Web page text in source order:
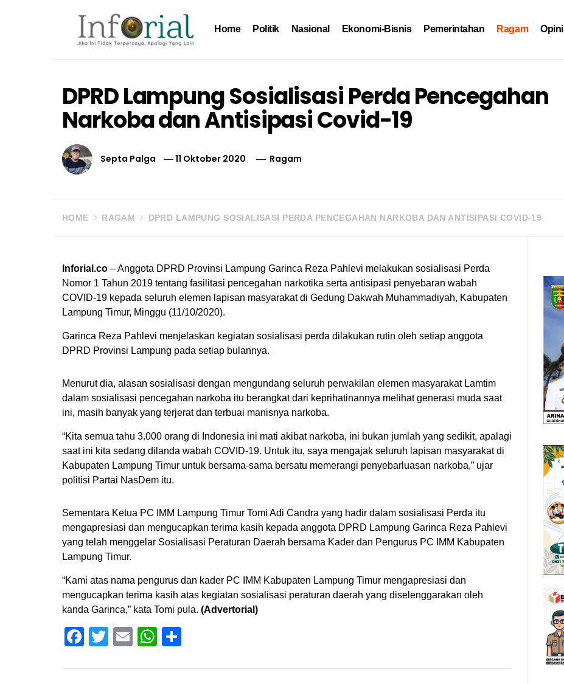
content
Home Politik Nasional Ekonomi-Bisnis Pemerintahan Ragam Opini
DPRD Lampung Sosialisasi Perda Pencegahan
Narkoba dan Antisipasi Covid-19
Septa Palga 11 Oktober 2020 Ragam
HOME RAGAM DPRD LAMPUNG SOSIALISASI PERDA PENCEGAHAN NARKOBA DAN ANTISIPASI COVID-19
Inforial.co – Anggota DPRD Provinsi Lampung Garinca Reza Pahlevi melakukan sosialisasi Perda
Nomor 1 Tahun 2019 tentang fasilitasi pencegahan narkotika serta antisipasi penyebaran wabah
COVID-19 kepada seluruh elemen lapisan masyarakat di Gedung Dakwah Muhammadiyah, Kabupaten
Lampung Timur, Minggu (11/10/2020).
Garinca Reza Pahlevi menjelaskan kegiatan sosialisasi perda dilakukan rutin oleh setiap anggota
DPRD Provinsi Lampung pada setiap bulannya.
Menurut dia, alasan sosialisasi dengan mengundang seluruh perwakilan elemen masyarakat Lamtim
dalam sosialisasi pencegahan narkoba itu berangkat dari keprihatinannya melihat generasi muda saat
ini, masih banyak yang terjerat dan terbuai manisnya narkoba.
“Kita semua tahu 3.000 orang di Indonesia ini mati akibat narkoba, ini bukan jumlah yang sedikit, apalagi
saat ini kita sedang dilanda wabah COVID-19. Untuk itu, saya mengajak seluruh lapisan masyarakat di
Kabupaten Lampung Timur untuk bersama-sama bersatu memerangi penyebarluasan narkoba,” ujar
politisi Partai NasDem itu.
Sementara Ketua PC IMM Lampung Timur Tomi Adi Candra yang hadir dalam sosialisasi Perda itu
mengapresiasi dan mengucapkan terima kasih kepada anggota DPRD Lampung Garinca Reza Pahlevi
yang telah menggelar Sosialisasi Peraturan Daerah bersama Kader dan Pengurus PC IMM Kabupaten
Lampung Timur.
“Kami atas nama pengurus dan kader PC IMM Kabupaten Lampung Timur mengapresiasi dan
mengucapkan terima kasih atas kegiatan sosialisasi peraturan daerah yang diselenggarakan oleh
kanda Garinca,” kata Tomi pula. (Advertorial)
Facebook
TwitterEmailWhatsApp